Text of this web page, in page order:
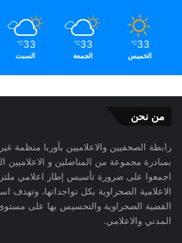
33
℃
الخميس
33
℃
الجمعة
33
℃
السبت
من نحن
بمبادرة مجموعة من المناضلين و الاعلاميين
اجمعوا على ضرورة تأسيس إطار اعلامي
الاعلامية الصحراوية بكل تواجداتها،
القضية الصحراوية والتحسيس بها على مستوى
المدني والاعلامي.